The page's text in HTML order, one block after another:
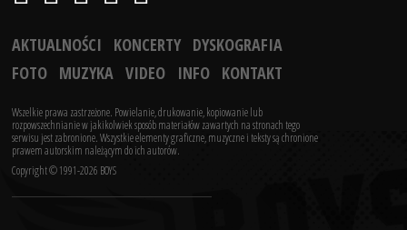
AKTUALNOŚCI KONCERTY DYSKOGRAFIA
FOTO MUZYKA VIDEO INFO KONTAKT
Wszelkie prawa zastrzeżone. Powielanie, drukowanie, kopiowanie lub
rozpowszechnianie w jakikolwiek sposób materiałów zawartych na stronach tego
serwisu jest zabronione.Wszystkie elementy graficzne, muzyczne i teksty są chronione
prawem autorskim należącym do ich autorów.
Copyright © 1991-2026 BOYS